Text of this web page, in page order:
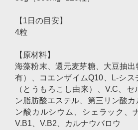
【1日の目安】
4粒
【原材料】
海藻粉末、還元麦芽糖、大豆抽
有）、コエンザイムQ10、L-シ
（とうもろこし由来）、V.C、
ン脂肪酸エステル、第三リン酸
ン酸カルシウム、シェラック、
V.B1、V.B2、カルナウバロウ